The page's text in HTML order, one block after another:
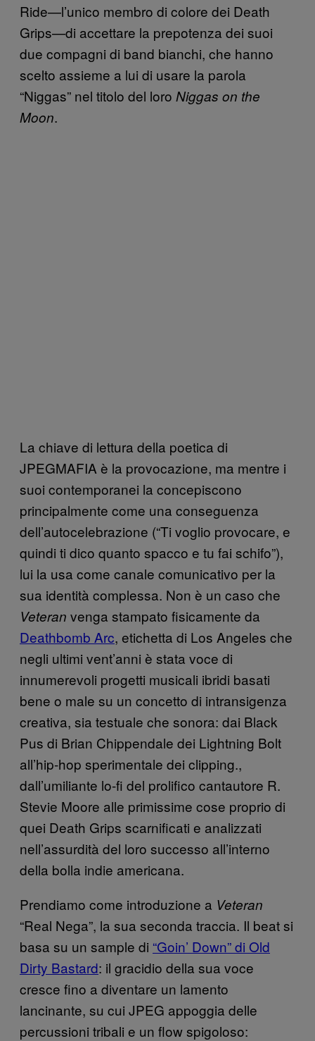
Ride—l’unico membro di colore dei Death
Grips—di accettare la prepotenza dei suoi
due compagni di band bianchi, che hanno
scelto assieme a lui di usare la parola
“Niggas” nel titolo del loro Niggas on the
Moon.
La chiave di lettura della poetica di
JPEGMAFIA è la provocazione, ma mentre i
suoi contemporanei la concepiscono
principalmente come una conseguenza
dell’autocelebrazione (“Ti voglio provocare, e
quindi ti dico quanto spacco e tu fai schifo”),
lui la usa come canale comunicativo per la
sua identità complessa. Non è un caso che
Veteran venga stampato fisicamente da
Deathbomb Arc, etichetta di Los Angeles che
negli ultimi vent’anni è stata voce di
innumerevoli progetti musicali ibridi basati
bene o male su un concetto di intransigenza
creativa, sia testuale che sonora: dai Black
Pus di Brian Chippendale dei Lightning Bolt
all’hip-hop sperimentale dei clipping.,
dall’umiliante lo-fi del prolifico cantautore R.
Stevie Moore alle primissime cose proprio di
quei Death Grips scarnificati e analizzati
nell’assurdità del loro successo all’interno
della bolla indie americana.
Prendiamo come introduzione a Veteran
“Real Nega”, la sua seconda traccia. Il beat si
basa su un sample di “Goin’ Down” di Old
Dirty Bastard: il gracidio della sua voce
cresce fino a diventare un lamento
lancinante, su cui JPEG appoggia delle
percussioni tribali e un flow spigoloso: